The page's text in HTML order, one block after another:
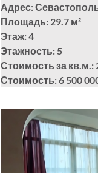
Адрес:
Площадь: 29.7 м²
Этаж: 4
Этажность: 5
Стоимость за кв.м.:
Стоимость: 6 500